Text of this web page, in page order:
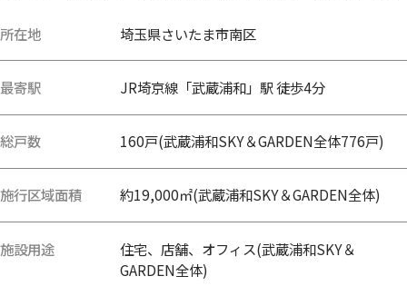
所在地 埼玉県さいたま市南区
最寄駅 JR埼京線「武蔵浦和」駅 徒歩4分
総戸数 160戸(武蔵浦和SKY＆GARDEN全体776戸)
施行区域面積 約19,000㎡(武蔵浦和SKY＆GARDEN全体)
施設用途
住宅、店舗、オフィス(武蔵浦和SKY＆
GARDEN全体)